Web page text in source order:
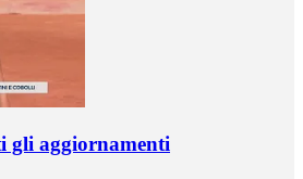
gli aggiornamenti